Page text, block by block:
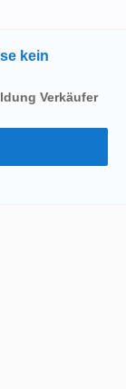
kein
Verkäufer